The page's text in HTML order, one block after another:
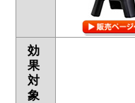
効
果
対
象